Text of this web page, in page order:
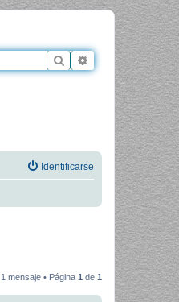
Buscar Búsqueda
Identificarse
1 mensaje • Página 1 de 1